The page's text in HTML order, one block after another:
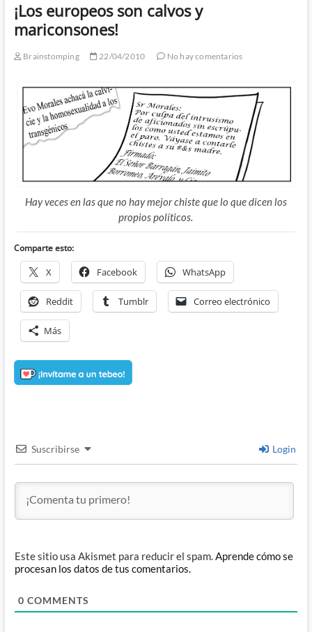
¡Los europeos son calvos y
mariconsones!
Brainstomping 22/04/2010 No hay comentarios
Hay veces en las que no hay mejor chiste que lo que dicen los
propios políticos.
Comparte esto:
X Facebook WhatsApp
Reddit Tumblr Correo electrónico
Más
Suscribirse Login
Este sitio usa Akismet para reducir el spam.Aprende cómo se
procesan los datos de tus comentarios.
0 COMMENTS